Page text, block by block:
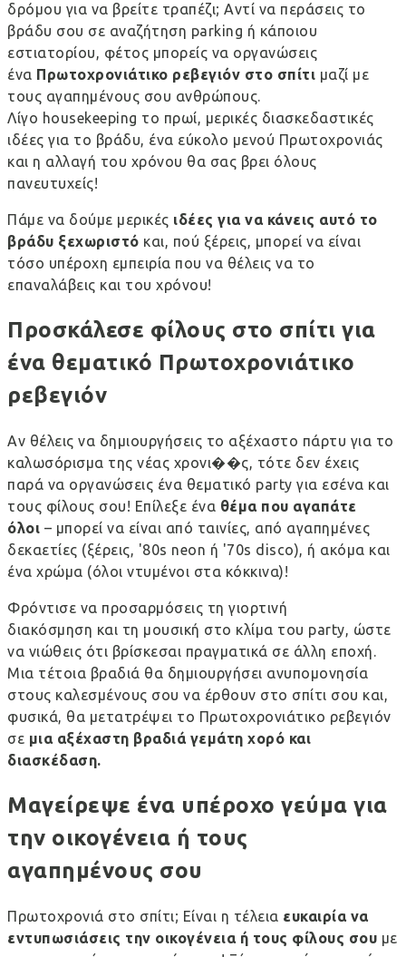
δρόμου για να βρείτε τραπέζι; Αντί να περάσεις το
βράδυ σου σε αναζήτηση parking ή κάποιου
εστιατορίου, φέτος μπορείς να οργανώσεις
ένα Πρωτοχρονιάτικο ρεβεγιόν στο σπίτι μαζί με
τους αγαπημένους σου ανθρώπους.
Λίγο housekeeping το πρωί, μερικές διασκεδαστικές
ιδέες για το βράδυ, ένα εύκολο μενού Πρωτοχρονιάς
και η αλλαγή του χρόνου θα σας βρει όλους
πανευτυχείς!
Πάμε να δούμε μερικές ιδέες για να κάνεις αυτό το
βράδυ ξεχωριστό και, πού ξέρεις, μπορεί να είναι
τόσο υπέροχη εμπειρία που να θέλεις να το
επαναλάβεις και του χρόνου!
Προσκάλεσε φίλους στο σπίτι για
ένα θεματικό Πρωτοχρονιάτικο
ρεβεγιόν
Αν θέλεις να δημιουργήσεις το αξέχαστο πάρτυ για το
καλωσόρισμα της νέας χρονι��ς, τότε δεν έχεις
παρά να οργανώσεις ένα θεματικό party για εσένα και
τους φίλους σου! Επίλεξε ένα θέμα που αγαπάτε
όλοι – μπορεί να είναι από ταινίες, από αγαπημένες
δεκαετίες (ξέρεις, '80s neon ή '70s disco), ή ακόμα και
ένα χρώμα (όλοι ντυμένοι στα κόκκινα)!
Φρόντισε να προσαρμόσεις τη γιορτινή
διακόσμηση και τη μουσική στο κλίμα του party, ώστε
να νιώθεις ότι βρίσκεσαι πραγματικά σε άλλη εποχή.
Μια τέτοια βραδιά θα δημιουργήσει ανυπομονησία
στους καλεσμένους σου να έρθουν στο σπίτι σου και,
φυσικά, θα μετατρέψει το Πρωτοχρονιάτικο ρεβεγιόν
σε μια αξέχαστη βραδιά γεμάτη χορό και
διασκέδαση.
Μαγείρεψε ένα υπέροχο γεύμα για
την οικογένεια ή τους
αγαπημένους σου
Πρωτοχρονιά στο σπίτι; Είναι η τέλεια ευκαιρία να
εντυπωσιάσεις την οικογένεια ή τους φίλους σου με